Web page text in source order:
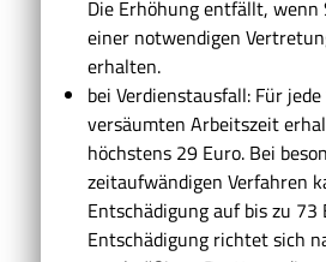
Die Erhöhung entfällt, wenn
einer notwendigen
erhalten.
bei Verdienstausfall: Für
versäumten Arbeitszeit
höchstens 29 Euro. Bei
zeitaufwändigen Verfahren
Entschädigung auf bis zu 73
Entschädigung richtet sich